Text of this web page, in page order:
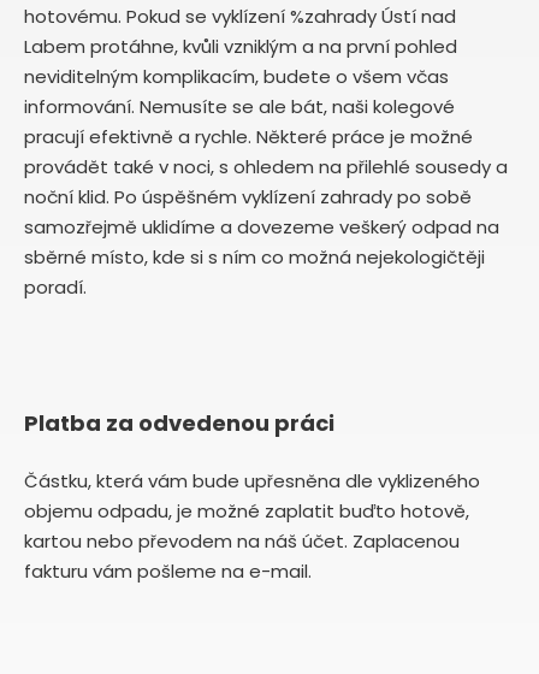
hotovému. Pokud se vyklízení %zahrady Ústí nad
Labem protáhne, kvůli vzniklým a na první pohled
neviditelným komplikacím, budete o všem včas
informování. Nemusíte se ale bát, naši kolegové
pracují efektivně a rychle. Některé práce je možné
provádět také v noci, s ohledem na přilehlé sousedy a
noční klid. Po úspěšném vyklízení zahrady po sobě
samozřejmě uklidíme a dovezeme veškerý odpad na
sběrné místo, kde si s ním co možná nejekologičtěji
poradí.
Platba za odvedenou práci
Částku, která vám bude upřesněna dle vyklizeného
objemu odpadu, je možné zaplatit buďto hotově,
kartou nebo převodem na náš účet. Zaplacenou
fakturu vám pošleme na e-mail.